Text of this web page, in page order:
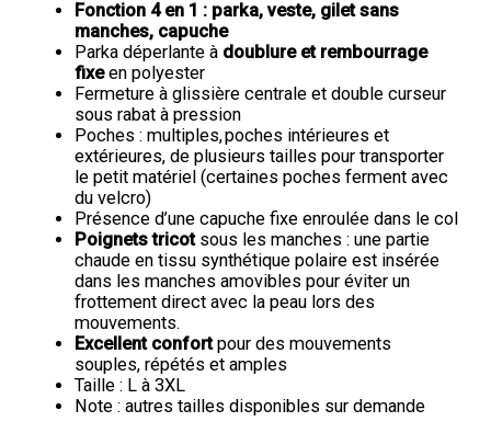
Fonction 4 en 1 : parka, veste, gilet sans
manches, capuche
Parka déperlante à doublure et rembourrage
fixeen polyester
Fermeture à glissière centrale et double curseur
sous rabat à pression
Poches : multiples, poches intérieures et
extérieures, de plusieurs tailles pour transporter
le petit matériel (certaines poches ferment avec
du velcro)
Présence d’une capuche fixe enroulée dans le col
Poignets tricotsous les manches : une partie
chaude en tissu synthétique polaire est insérée
dans les manches amovibles pour éviter un
frottement direct avec la peau lors des
mouvements.
Excellent confortpour des mouvements
souples, répétés et amples
Taille : L à 3XL
Note : autres tailles disponibles sur demande